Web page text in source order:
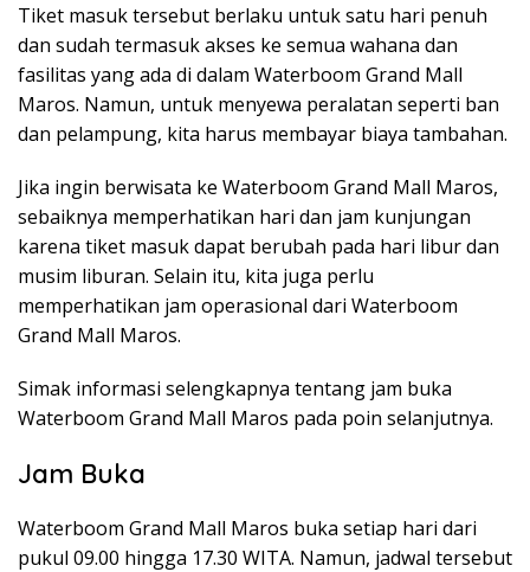
Tiket masuk tersebut berlaku untuk satu hari penuh
dan sudah termasuk akses ke semua wahana dan
fasilitas yang ada di dalam Waterboom Grand Mall
Maros. Namun, untuk menyewa peralatan seperti ban
dan pelampung, kita harus membayar biaya tambahan.
Jika ingin berwisata ke Waterboom Grand Mall Maros,
sebaiknya memperhatikan hari dan jam kunjungan
karena tiket masuk dapat berubah pada hari libur dan
musim liburan. Selain itu, kita juga perlu
memperhatikan jam operasional dari Waterboom
Grand Mall Maros.
Simak informasi selengkapnya tentang jam buka
Waterboom Grand Mall Maros pada poin selanjutnya.
Jam Buka
Waterboom Grand Mall Maros buka setiap hari dari
pukul 09.00 hingga 17.30 WITA. Namun, jadwal tersebut